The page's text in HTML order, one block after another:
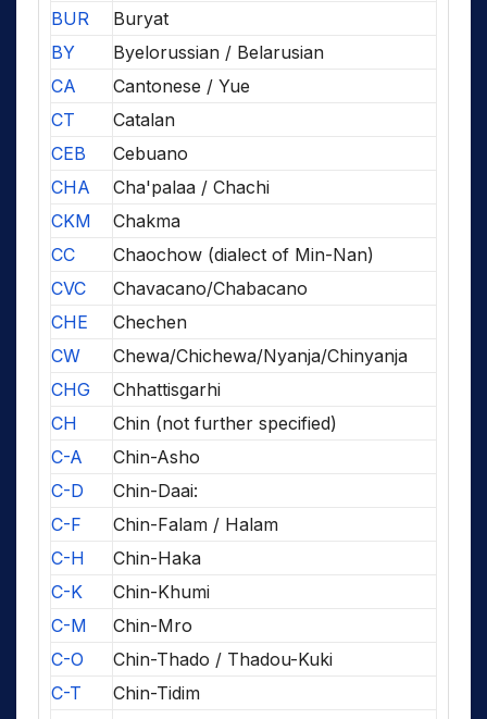
BUR
Buryat
BY
Byelorussian / Belarusian
CA
Cantonese / Yue
CT
Catalan
CEB
Cebuano
CHA
Cha'palaa / Chachi
CKM
Chakma
CC
Chaochow (dialect of Min-Nan)
CVC
Chavacano/Chabacano
CHE
Chechen
CW
Chewa/Chichewa/Nyanja/Chinyanja
CHG
Chhattisgarhi
CH
Chin (not further specified)
C-A
Chin-Asho
C-D
Chin-Daai:
C-F
Chin-Falam / Halam
C-H
Chin-Haka
C-K
Chin-Khumi
C-M
Chin-Mro
C-O
Chin-Thado / Thadou-Kuki
C-T
Chin-Tidim